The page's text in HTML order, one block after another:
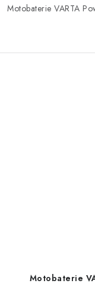
Motobaterie VARTA
Motobaterie